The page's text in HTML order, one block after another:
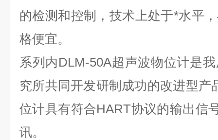
的检测和控制，技术上处于*水平
格便宜。
系列内DLM-50A超声波物位计是
究所共同开发研制成功的改进型产
位计具有符合HART协议的输出信
讯。